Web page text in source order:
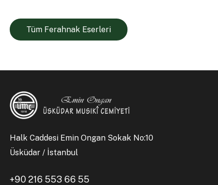
Tüm Ferahnak Eserleri
Halk Caddesi Emin Ongan Sokak No:10
Üsküdar / İstanbul
+90 216 553 66 55